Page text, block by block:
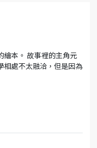
繪本。 故事裡的主角元
相處不太融洽，但是因為